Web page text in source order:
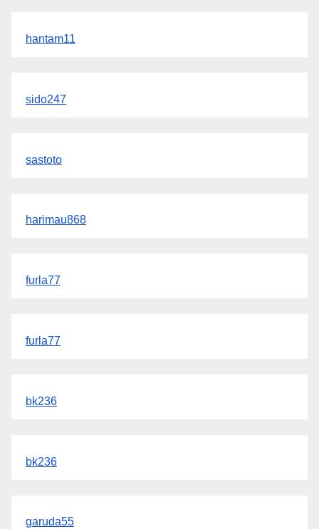
hantam11
sido247
sastoto
harimau868
furla77
furla77
bk236
bk236
garuda55